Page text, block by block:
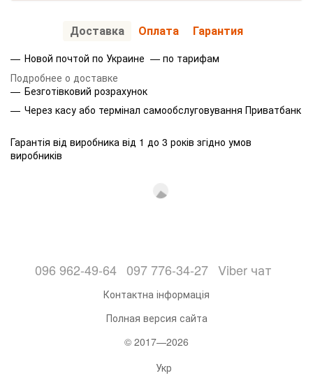
Доставка Оплата Гарантия
Новой почтой по Украине — по тарифам
Подробнее о доставке
Безготівковий розрахунок
Через касу або термінал самообслуговування Приватбанк
Гарантія від виробника від 1 до 3 років згідно умов
виробників
096 962-49-64 097 776-34-27 Viber чат
Контактна інформація
Полная версия сайта
© 2017—2026
Укр